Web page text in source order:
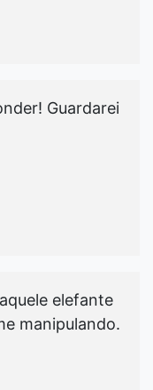
Guardarei
elefante
manipulando.